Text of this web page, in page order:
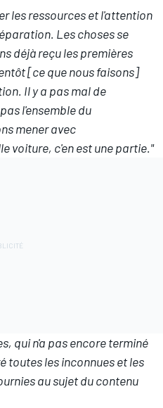
les ressources et l'attention
Les choses se
déjà reçu les premières
[ce que nous faisons]
Il y a pas mal de
l'ensemble du
mener avec
voiture, c'en est une partie."
qui n'a pas encore terminé
toutes les inconnues et les
au sujet du contenu